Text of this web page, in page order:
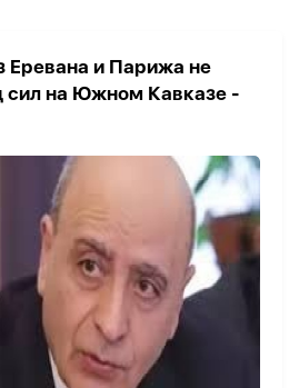
Еревана и Парижа не
сил на Южном Кавказе -